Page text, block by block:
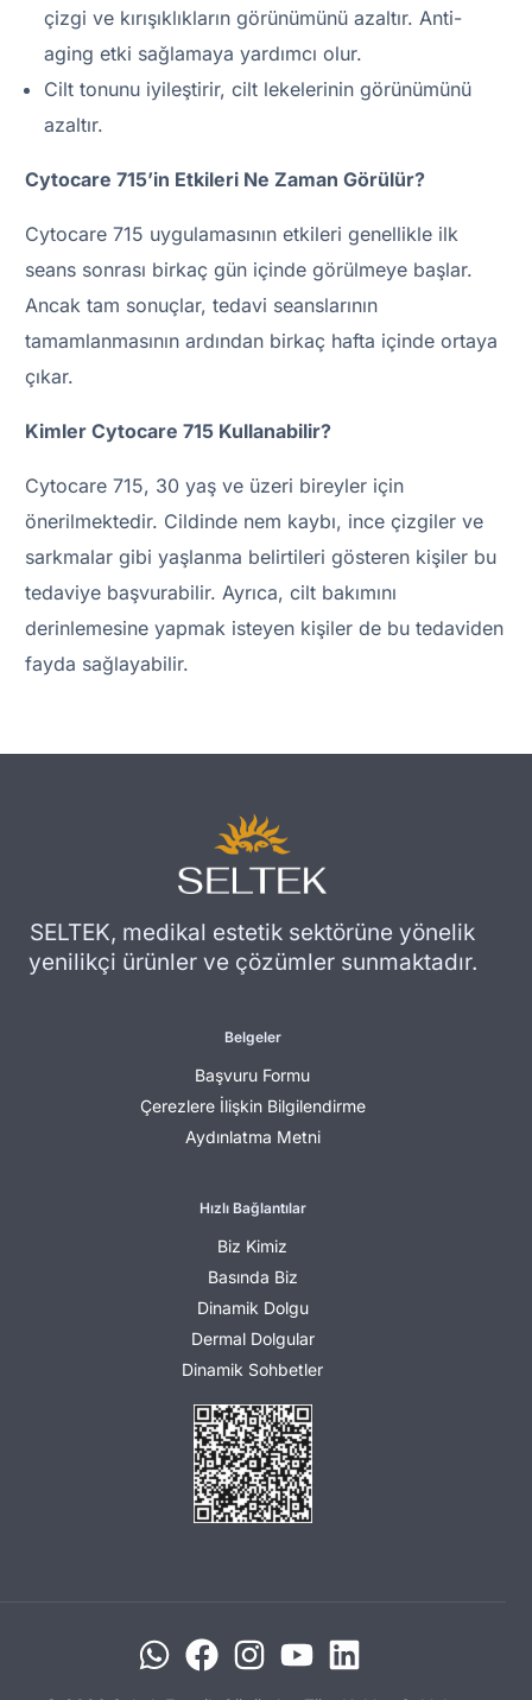
çizgi ve kırışıklıkların görünümünü azaltır. Anti-
aging etki sağlamaya yardımcı olur.
Cilt tonunu iyileştirir, cilt lekelerinin görünümünü
azaltır.
Cytocare 715’in Etkileri Ne Zaman Görülür?
Cytocare 715 uygulamasının etkileri genellikle ilk
seans sonrası birkaç gün içinde görülmeye başlar.
Ancak tam sonuçlar, tedavi seanslarının
tamamlanmasının ardından birkaç hafta içinde ortaya
çıkar.
Kimler Cytocare 715 Kullanabilir?
Cytocare 715, 30 yaş ve üzeri bireyler için
önerilmektedir. Cildinde nem kaybı, ince çizgiler ve
sarkmalar gibi yaşlanma belirtileri gösteren kişiler bu
tedaviye başvurabilir. Ayrıca, cilt bakımını
derinlemesine yapmak isteyen kişiler de bu tedaviden
fayda sağlayabilir.
SELTEK, medikal estetik sektörüne yönelik
yenilikçi ürünler ve çözümler sunmaktadır.
Belgeler
Başvuru Formu
Çerezlere İlişkin Bilgilendirme
Aydınlatma Metni
Hızlı Bağlantılar
Biz Kimiz
Basında Biz
Dinamik Dolgu
Dermal Dolgular
Dinamik Sohbetler